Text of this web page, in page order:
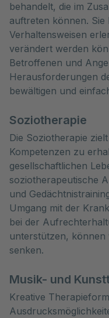
behandelt, die im
auftreten können. Sie
Verhaltensweisen
verändert werden
Betroffenen und
Herausforderungen
bewältigen und
Soziotherapie
Die Soziotherapie
Kompetenzen zu
gesellschaftlichen
soziotherapeutische
und
Umgang mit der
bei der
unterstützen, können
senken.
Musik- und
Kreative